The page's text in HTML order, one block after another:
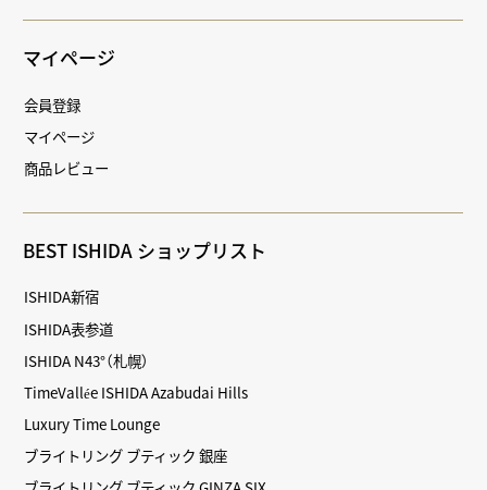
マイページ
会員登録
マイページ
商品レビュー
BEST ISHIDA ショップリスト
ISHIDA新宿
ISHIDA表参道
ISHIDA N43°（札幌）
TimeVallée ISHIDA Azabudai Hills
Luxury Time Lounge
ブライトリング ブティック 銀座